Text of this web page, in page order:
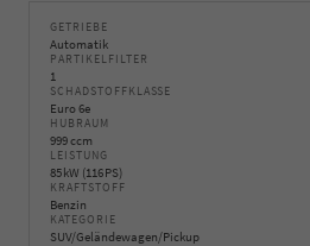
GETRIEBE
Automatik
PARTIKELFILTER
1
SCHADSTOFFKLASSE
Euro 6e
HUBRAUM
999 ccm
LEISTUNG
85 kW (116 PS)
KRAFTSTOFF
Benzin
KATEGORIE
SUV/Geländewagen/Pickup